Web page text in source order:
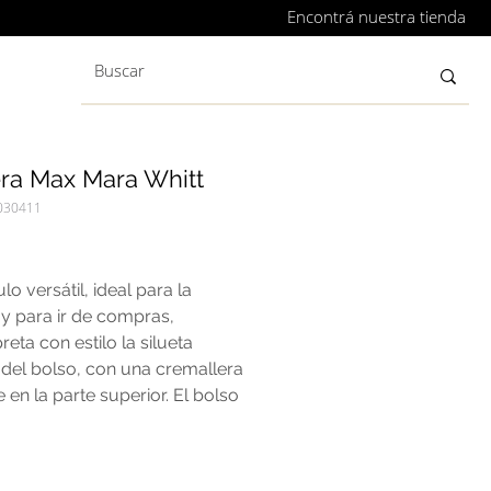
Encontrá nuestra tienda
Max Mara Whitt
versátil, ideal para la
para ir de compras,
con estilo la silueta
bolso, con una cremallera
en la parte superior. El bolso
atemporal del Whitney,
se puede llevar junto con un